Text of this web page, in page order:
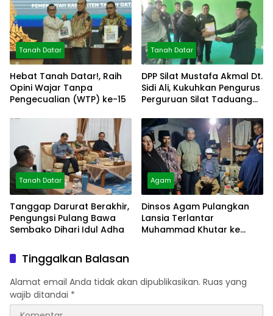
Tanah Datar
Hebat Tanah Datar!, Raih
Opini Wajar Tanpa
Pengecualian (WTP) ke-15
Tanah Datar
DPP Silat Mustafa Akmal Dt.
Sidi Ali, Kukuhkan Pengurus
Perguruan Silat Taduang
Tanah Datar
Tanggap Darurat Berakhir,
Pengungsi Pulang Bawa
Sembako Dihari Idul Adha
Agam
Dinsos Agam Pulangkan
Lansia Terlantar
Muhammad Khutar ke
Tinggalkan Balasan
Alamat email Anda tidak akan dipublikasikan. Ruas yang
wajib ditandai *